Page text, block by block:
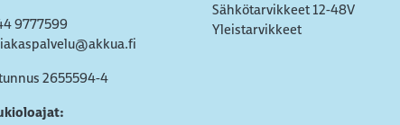
9777599
2655594-4
Sähkötarvikkeet 12-48V
Yleistarvikkeet